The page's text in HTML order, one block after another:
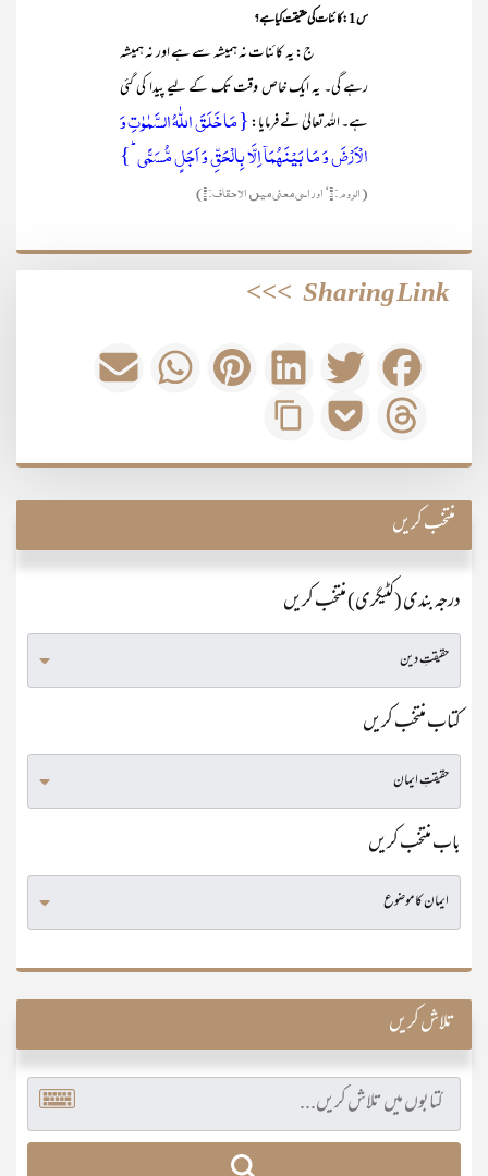
س1: کائنات کی حقیقت کیا ہے؟
ج: یہ کائنات نہ ہمیشہ سے ہے اور نہ ہمیشہ
رہے گی۔ یہ ایک خاص وقت تک کے لیے پیدا کی گئی
ہے۔ اللہ تعالیٰ نے فرمایا:{ مَا خَلَقَ اللّٰہُ السَّمٰوٰتِ وَ
الۡاَرۡضَ وَ مَا بَیۡنَہُمَاۤ اِلَّا بِالۡحَقِّ وَ اَجَلٍ مُّسَمًّی ؕ}
(الروم : ۸‘ اور اسی معنی میں الاحقاف: ۳)
Sharing Link
>>>
منتخب کریں
درجہ بندی (کٹیگری) منتخب کریں
کتاب منتخب کریں
باب منتخب کریں
تلاش کریں